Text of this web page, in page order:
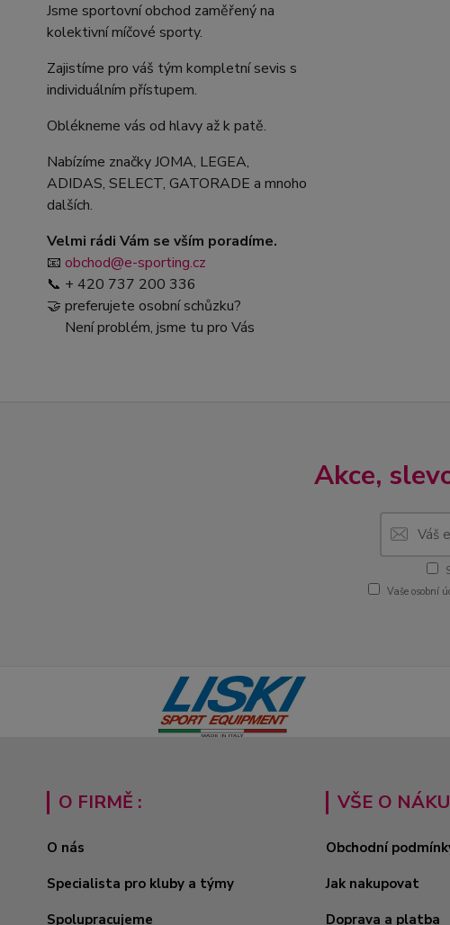
Jsme sportovní obchod zaměřený na
kolektivní míčové sporty.
Zajistíme pro váš tým kompletní sevis s
individuálním přístupem.
Oblékneme vás od hlavy až k patě.
Nabízíme značky JOMA, LEGEA,
ADIDAS, SELECT, GATORADE a mnoho
dalších.
Velmi rádi Vám se vším poradíme.
📧 obchod@e-sporting.cz
📞 + 420 737 200 336
🤝 preferujete osobní schůzku?
Není problém, jsme tu pro Vás
Akce,
Vaše osobní
O FIRMĚ :
O nás
Specialista pro kluby a týmy
Spolupracujeme
VŠE O
Obchodní
Jak nakupovat
Doprava a platba